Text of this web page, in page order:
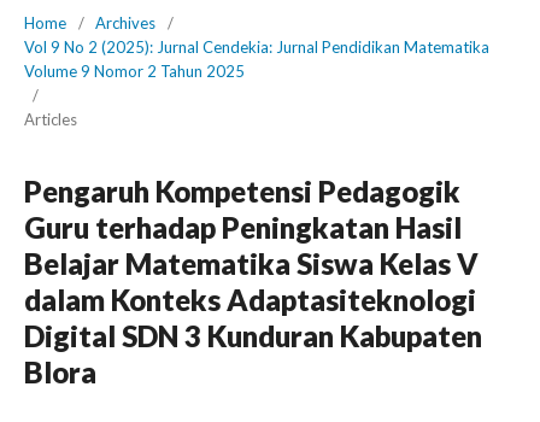
Home / Archives
/
Vol 9 No 2 (2025): Jurnal Cendekia: Jurnal Pendidikan Matematika
Volume 9 Nomor 2 Tahun 2025
/
Articles
Pengaruh Kompetensi Pedagogik
Guru terhadap Peningkatan Hasil
Belajar Matematika Siswa Kelas V
dalam Konteks Adaptasiteknologi
Digital SDN 3 Kunduran Kabupaten
Blora